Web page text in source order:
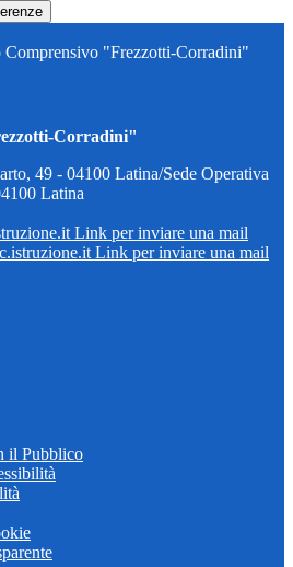
Comprensivo "Frezzotti-Corradini"
Corradini"
49 - 04100 Latina/Sede Operativa
Latina
Link per inviare una mail
Link per inviare una mail
il Pubblico